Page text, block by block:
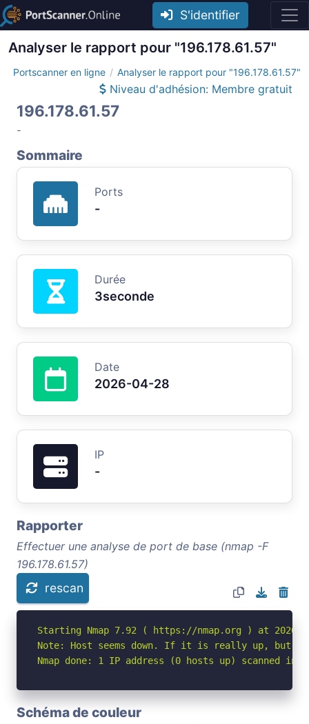
S'identifier
Analyser le rapport pour "196.178.61.57"
Portscanner en ligne Analyser le rapport pour "196.178.61.57"
Niveau d'adhésion: Membre gratuit
196.178.61.57
-
Sommaire
Ports
-
Durée
3seconde
Date
2026-04-28
IP
-
Rapporter
Effectuer une analyse de port de base (nmap -F
196.178.61.57)
rescan
Starting Nmap 7.92 ( https://nmap.org ) at 2026-
Note: Host seems down. If it is really up, but
Nmap done: 1 IP address (0 hosts up) scanned in
Schéma de couleur